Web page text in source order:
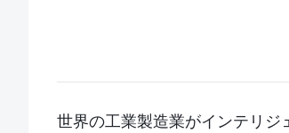
世界の工業製造業がインテリジ